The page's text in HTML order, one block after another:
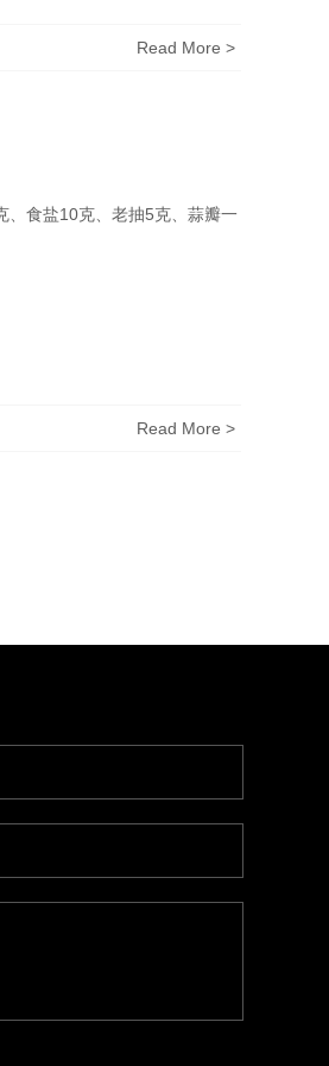
Read More >
Read More >